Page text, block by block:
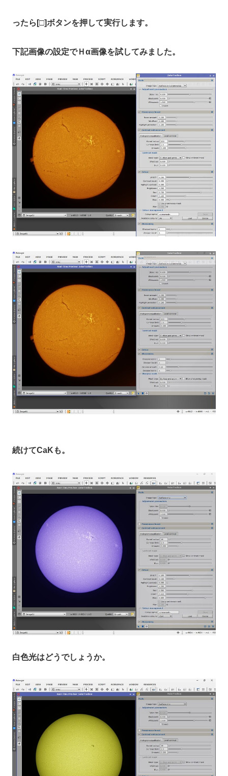
ったら[□]ボタンを押して実行します。
下記画像の設定でＨα画像を試してみました。
続けてCaKも。
白色光はどうでしょうか。